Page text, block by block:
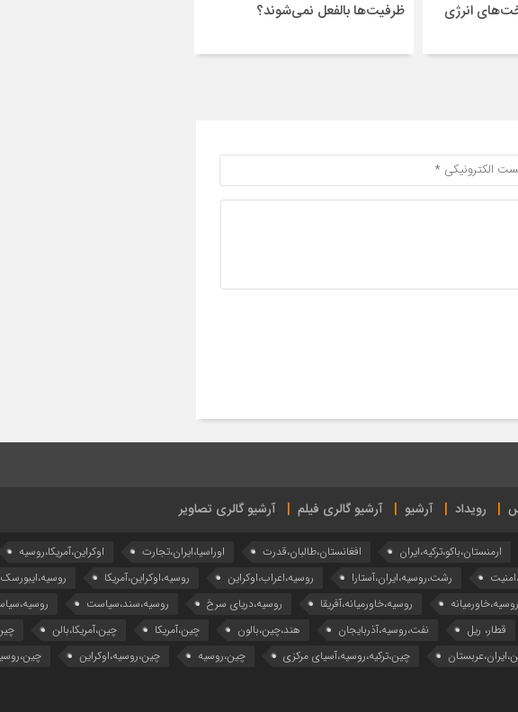
انرژی
ظرفیت‌ها بالفعل نمی‌شوند؟
رویداد آرشیو آرشیو گالری فیلم آرشیو گالری تصاویر
ارمنستان،باکو،ترکیه،ایران افغانستان،طالبان،قدرت اوراسیا،ایران،تجارت اوکراین،آمریکا،روسیه
رشت،روسیه،ایران،آستارا روسیه،اعراب،اوکراین روسیه،اوکراین،آمریکا روسیه،ایبورسک
روسیه،خاورمیانه روسیه،خاورمیانه،آفریقا روسیه،دریای سرخ روسیه،سند،سیاست
قطار، ریل نفت،روسیه،آذربایجان هند،چین،بالون چین،آمریکا چین،آمریکا،بالن
چین،ترکیه،روسیه،آسیای مرکزی چین،روسیه چین،روسیه،اوکراین